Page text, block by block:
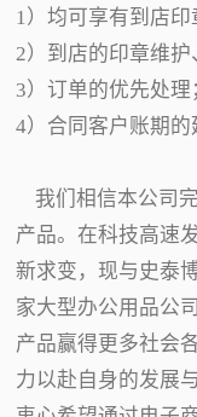
1）均可享有到店印
2）到店的印章维护
3）订单的优先处理
4）合同客户账期的
我们相信本公司
产品。在科技高速
新求变，现与史泰
家大型办公用品公
产品赢得更多社会
力以赴自身的发展